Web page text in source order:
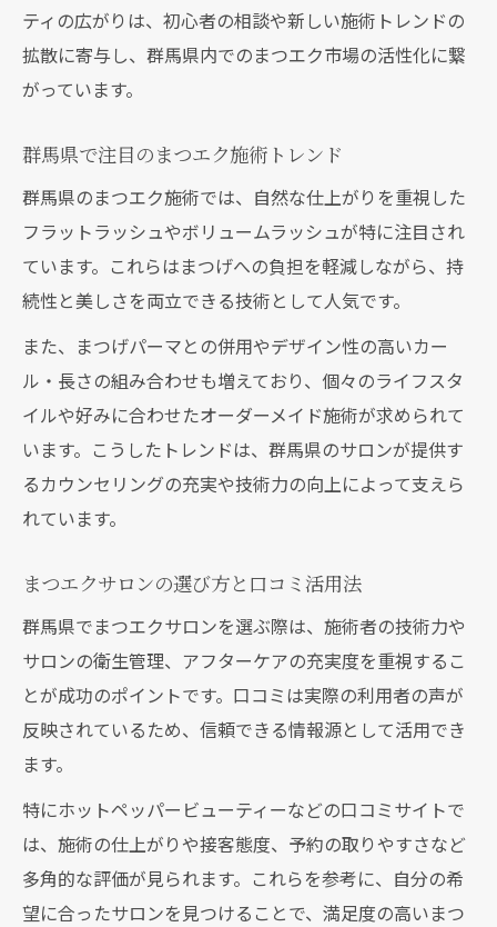
まつエクサロン開業までの手続き手順
資金計画と低コスト開業のポイント解説
法的要件を押さえた安心のまつエク運営
まつエクに必須の美容師免許とその取得方
まつエクサロンの法的基準と遵守ポイント
無免許施術のリスクと罰則について解説
保健所への届出とまつエク運営の注意点
まつエクコミュニティが支える開業成功例に学
ぶ
まつエクコミュニティ発の成功事例を紹介
先輩開業者のまつエク体験談とその工夫
まつエク事業継続と廃業率から学ぶ教訓
まつエク仲間から得られる貴重なアドバイ
ス
施術と集客に役立つ最新トレンドを探るなら
まつエク施術の最新技術と人気デザイン
ホットペッパービューティー活用の効果
口コミで広がるまつエクサービスの特徴
ティの広がりは、初心者の相談や新しい施術トレンドの
拡散に寄与し、群馬県内でのまつエク市場の活性化に繋
がっています。
群馬県で注目のまつエク施術トレンド
群馬県のまつエク施術では、自然な仕上がりを重視した
フラットラッシュやボリュームラッシュが特に注目され
ています。これらはまつげへの負担を軽減しながら、持
続性と美しさを両立できる技術として人気です。
また、まつげパーマとの併用やデザイン性の高いカー
ル・長さの組み合わせも増えており、個々のライフスタ
イルや好みに合わせたオーダーメイド施術が求められて
います。こうしたトレンドは、群馬県のサロンが提供す
るカウンセリングの充実や技術力の向上によって支えら
れています。
まつエクサロンの選び方と口コミ活用法
群馬県でまつエクサロンを選ぶ際は、施術者の技術力や
サロンの衛生管理、アフターケアの充実度を重視するこ
とが成功のポイントです。口コミは実際の利用者の声が
反映されているため、信頼できる情報源として活用でき
ます。
特にホットペッパービューティーなどの口コミサイトで
は、施術の仕上がりや接客態度、予約の取りやすさなど
多角的な評価が見られます。これらを参考に、自分の希
望に合ったサロンを見つけることで、満足度の高いまつ